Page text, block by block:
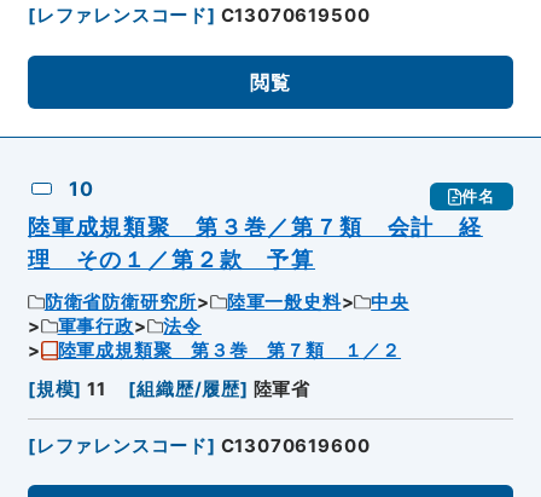
[レファレンスコード] C13070619500
閲覧
10 件名
陸軍成規類聚 第３巻／第７類 会計 経
理 その１／第２款 予算
防衛省防衛研究所 陸軍一般史料
中央
軍事行政
法令
陸軍成規類聚 第３巻 第７類 １／２
[規模] 11 [組織歴/履歴] 陸軍省
[レファレンスコード] C13070619600